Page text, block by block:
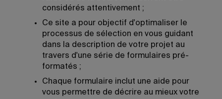
considérés attentivement ;
Ce site a pour objectif d'optimaliser le
processus de sélection en vous guidant
dans la description de votre projet au
travers d'une série de formulaires pré-
formatés ;
Chaque formulaire inclut une aide pour
vous permettre de décrire au mieux votre